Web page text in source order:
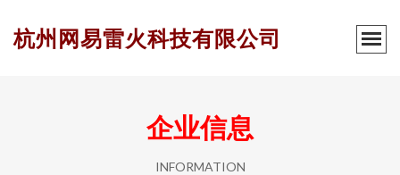
杭州网易雷火科技有限公司
企业信息
INFORMATION